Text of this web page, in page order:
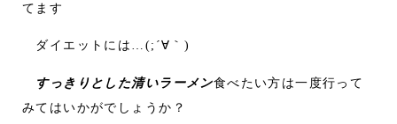
てます
ダイエットには…(;´∀｀)
すっきりとした清いラーメン食べたい方は一度行って
みてはいかがでしょうか？